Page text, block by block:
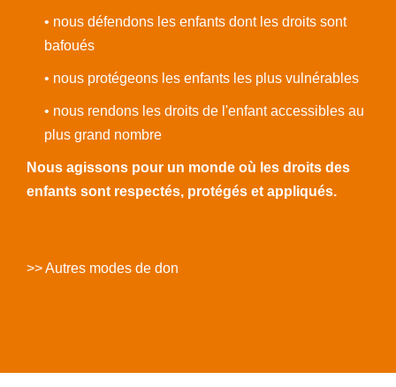
• nous défendons les enfants dont les droits sont
bafoués
• nous protégeons les enfants les plus vulnérables
• nous rendons les droits de l'enfant accessibles au
plus grand nombre
Nous agissons pour un monde où les droits des
enfants sont respectés, protégés et appliqués.
>> Autres modes de don